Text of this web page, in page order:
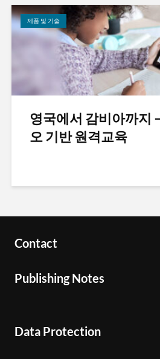
제품 및 기술
영국에서 감비아까지
오 기반 원격교육
Contact
Publishing Notes
Data Protection